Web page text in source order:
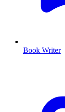
Book Writer